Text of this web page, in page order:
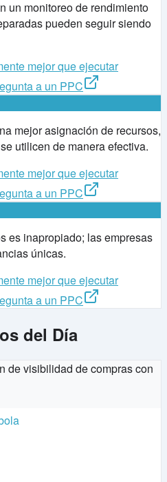
un monitoreo de rendimiento
pueden seguir siendo
mejor que ejecutar
a un PPC
mejor asignación de recursos,
utilicen de manera efectiva.
mejor que ejecutar
a un PPC
es inapropiado; las empresas
únicas.
mejor que ejecutar
a un PPC
del Día